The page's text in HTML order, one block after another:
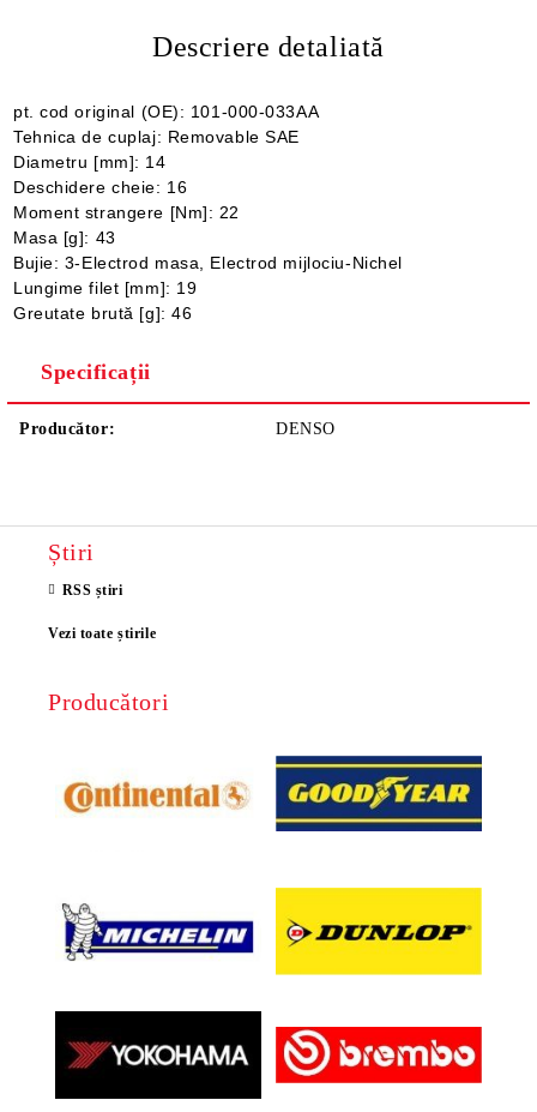
Descriere detaliată
pt. cod original (OE): 101-000-033AA
Tehnica de cuplaj: Removable SAE
Diametru [mm]: 14
Deschidere cheie: 16
Moment strangere [Nm]: 22
Masa [g]: 43
Bujie: 3-Electrod masa, Electrod mijlociu-Nichel
Lungime filet [mm]: 19
Greutate brută [g]: 46
Specificații
Producător: DENSO
Știri
RSS știri
Vezi toate știrile
Producători